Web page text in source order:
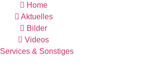
Home
Aktuelles
Bilder
Videos
Services & Sonstiges